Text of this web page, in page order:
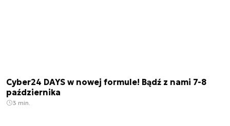
Cyber24 DAYS w nowej formule! Bądź z nami 7-8
października
3 min.